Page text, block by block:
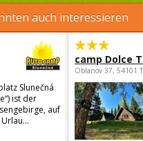
auch interessieren
Slunečná
ist der
auf
camp Dolce
Oblanov 37, 54101